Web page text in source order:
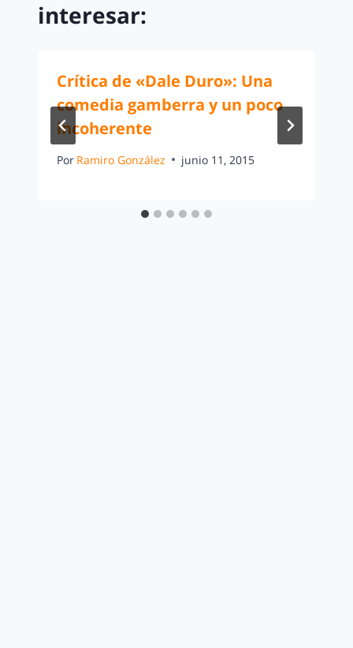
interesar:
Crítica de «Dale Duro»: Una
comedia gamberra y un poco
incoherente
Por Ramiro González junio 11, 2015